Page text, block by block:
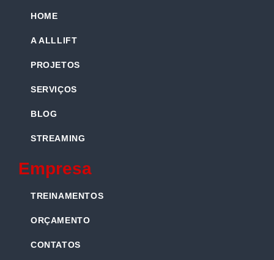
HOME
A ALLLIFT
PROJETOS
SERVIÇOS
BLOG
STREAMING
Empresa
TREINAMENTOS
ORÇAMENTO
CONTATOS